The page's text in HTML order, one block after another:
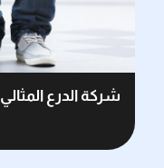
شركة الدرع المثالي